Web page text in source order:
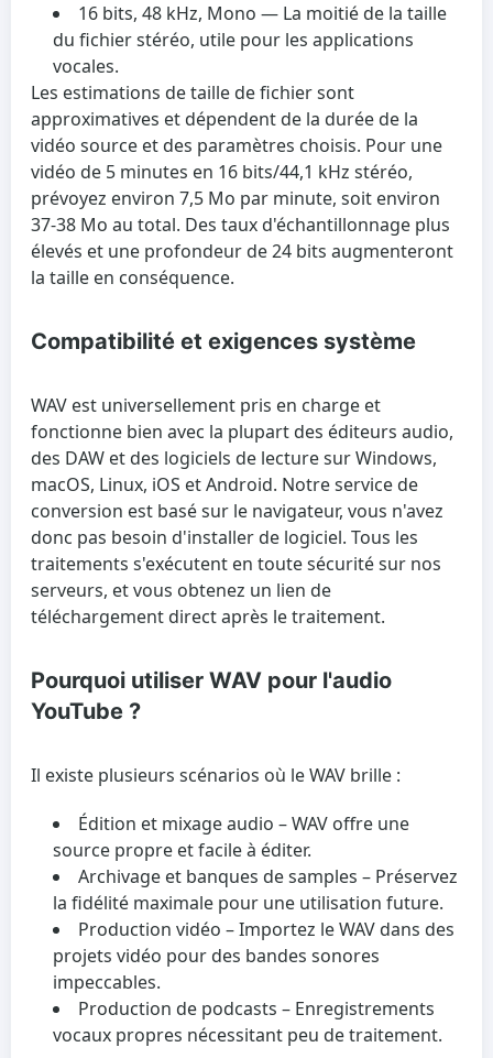
16 bits, 48 kHz, Mono — La moitié de la taille
du fichier stéréo, utile pour les applications
vocales.
Les estimations de taille de fichier sont
approximatives et dépendent de la durée de la
vidéo source et des paramètres choisis. Pour une
vidéo de 5 minutes en 16 bits/44,1 kHz stéréo,
prévoyez environ 7,5 Mo par minute, soit environ
37-38 Mo au total. Des taux d'échantillonnage plus
élevés et une profondeur de 24 bits augmenteront
la taille en conséquence.
Compatibilité et exigences système
WAV est universellement pris en charge et
fonctionne bien avec la plupart des éditeurs audio,
des DAW et des logiciels de lecture sur Windows,
macOS, Linux, iOS et Android. Notre service de
conversion est basé sur le navigateur, vous n'avez
donc pas besoin d'installer de logiciel. Tous les
traitements s'exécutent en toute sécurité sur nos
serveurs, et vous obtenez un lien de
téléchargement direct après le traitement.
Pourquoi utiliser WAV pour l'audio
YouTube ?
Il existe plusieurs scénarios où le WAV brille :
Édition et mixage audio – WAV offre une
source propre et facile à éditer.
Archivage et banques de samples – Préservez
la fidélité maximale pour une utilisation future.
Production vidéo – Importez le WAV dans des
projets vidéo pour des bandes sonores
impeccables.
Production de podcasts – Enregistrements
vocaux propres nécessitant peu de traitement.